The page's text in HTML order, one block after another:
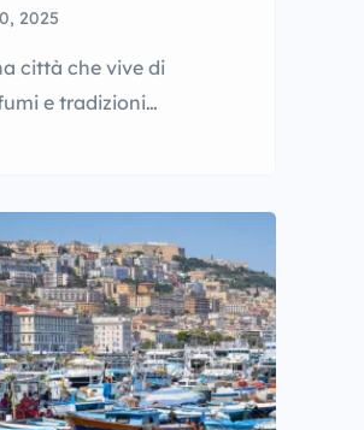
2025
città che vive di
e tradizioni
spicca come un vero
gli amanti dello street
storica via del centro
celebrata
Rosso, che l’ha eletta
buona di Napoli”. Un